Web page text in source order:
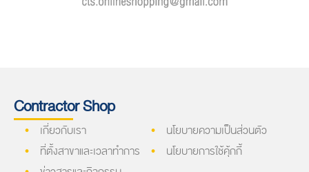
Contractor Shop
เกี่ยวกับเรา
ที่ตั้งสาขาและเวลาทำการ
นโยบายความเป็นส่วนตัว
นโยบายการใช้คุ้กกี้